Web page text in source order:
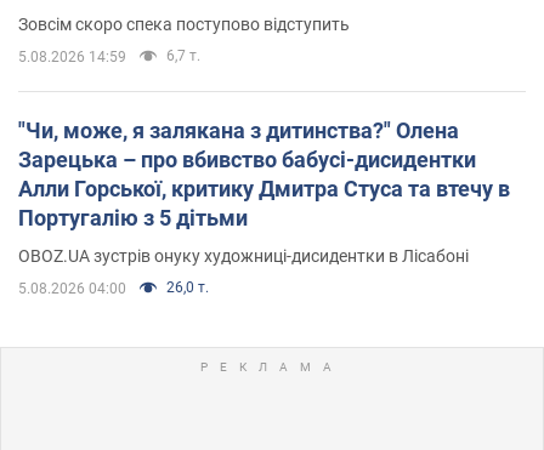
Зовсім скоро спека поступово відступить
5.08.2026 14:59 6,7 т.
"Чи, може, я залякана з дитинства?" Олена
Зарецька – про вбивство бабусі-дисидентки
Алли Горської, критику Дмитра Стуса та втечу в
Португалію з 5 дітьми
OBOZ.UA зустрів онуку художниці-дисидентки в Лісабоні
5.08.2026 04:00 26,0 т.